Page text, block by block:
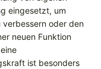
eingesetzt, um
oder den
neuen Funktion
ist besonders